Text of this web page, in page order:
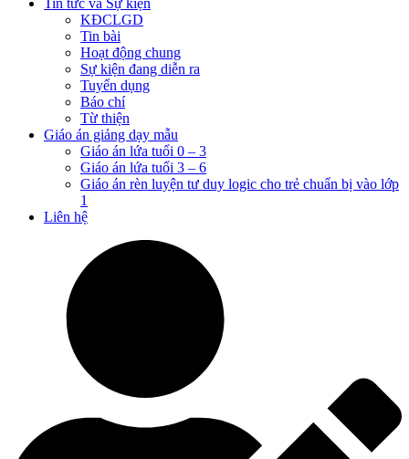
Tin tức và Sự kiện
KĐCLGD
Tin bài
Hoạt động chung
Sự kiện đang diễn ra
Tuyển dụng
Báo chí
Từ thiện
Giáo án giảng dạy mẫu
Giáo án lứa tuổi 0 – 3
Giáo án lứa tuổi 3 – 6
Giáo án rèn luyện tư duy logic cho trẻ chuẩn bị vào lớp
1
Liên hệ